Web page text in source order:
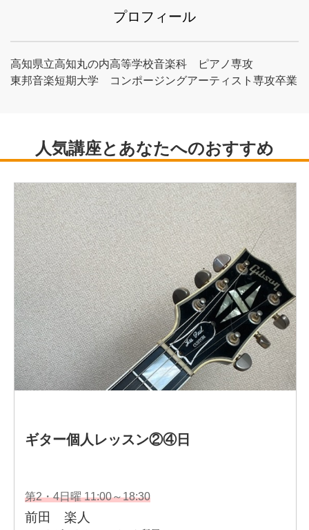
プロフィール
高知県立高知丸の内高等学校音楽科 ピアノ専攻
東邦音楽短期大学 コンポージングアーティスト専攻卒業